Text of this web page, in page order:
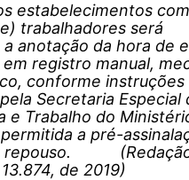
estabelecimentos
trabalhadores será
anotação da hora de
registro manual,
conforme instruções
Secretaria Especial
e Trabalho do
a pré-
repouso. (Redação
de 2019)